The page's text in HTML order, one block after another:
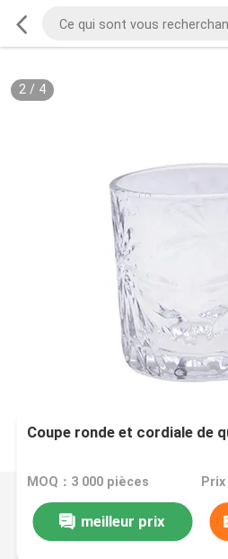
2/ 4
Coupe ronde et cordiale de
MOQ：3 000 pièces Prix
meilleur prix